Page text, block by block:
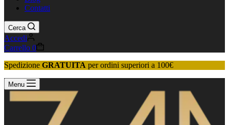
Contatti
Cerca
Accedi
Carrello 0
Spedizione GRATUITA per ordini superiori a 100€
Menu